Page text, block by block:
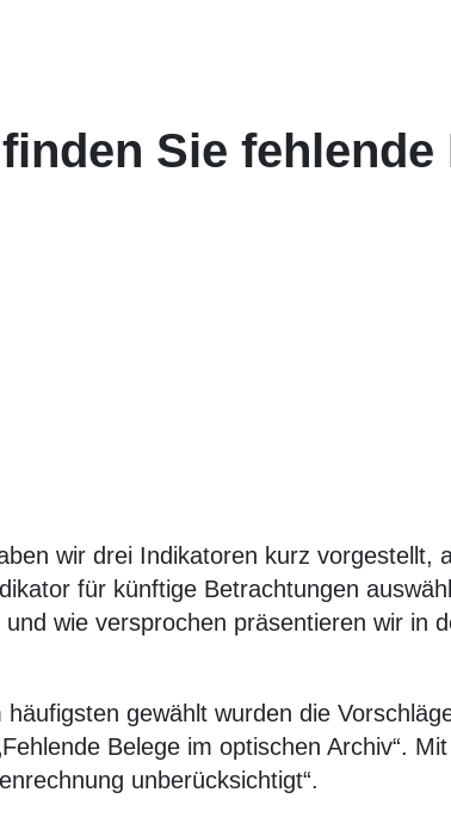
Sie fehlende
wir drei Indikatoren kurz vorgestellt,
für künftige Betrachtungen
wie versprochen präsentieren wir in
gewählt wurden die
Belege im optischen Archiv“.
unberücksichtigt“.